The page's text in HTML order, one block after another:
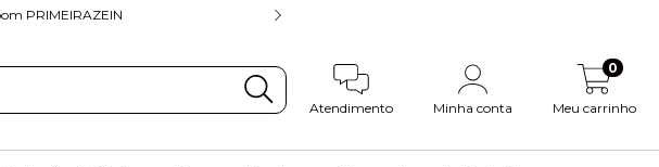
PRIMEIRAZEIN
Atendimento Minha conta Meu carrinho
0